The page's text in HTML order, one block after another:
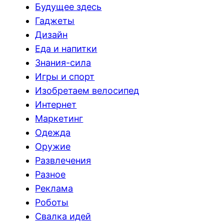
Будущее здесь
Гаджеты
Дизайн
Еда и напитки
Знания-сила
Игры и спорт
Изобретаем велосипед
Интернет
Маркетинг
Одежда
Оружие
Развлечения
Разное
Реклама
Роботы
Свалка идей